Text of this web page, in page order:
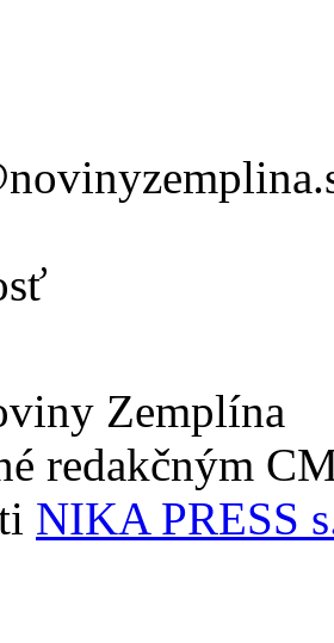
Zemplína
redakčným
NIKA PRESS